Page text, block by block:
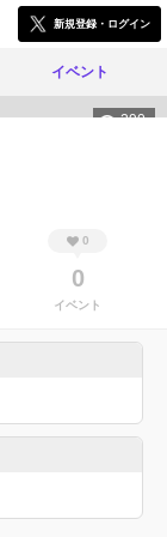
新規登録・ログイン
イベント
290
0
0
イベント